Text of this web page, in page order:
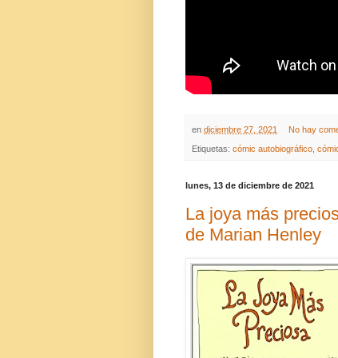
en diciembre 27, 2021 No hay
Etiquetas: cómic autobiográfico
lunes, 13 de diciembre de 2021
La joya más
de Marian Henley